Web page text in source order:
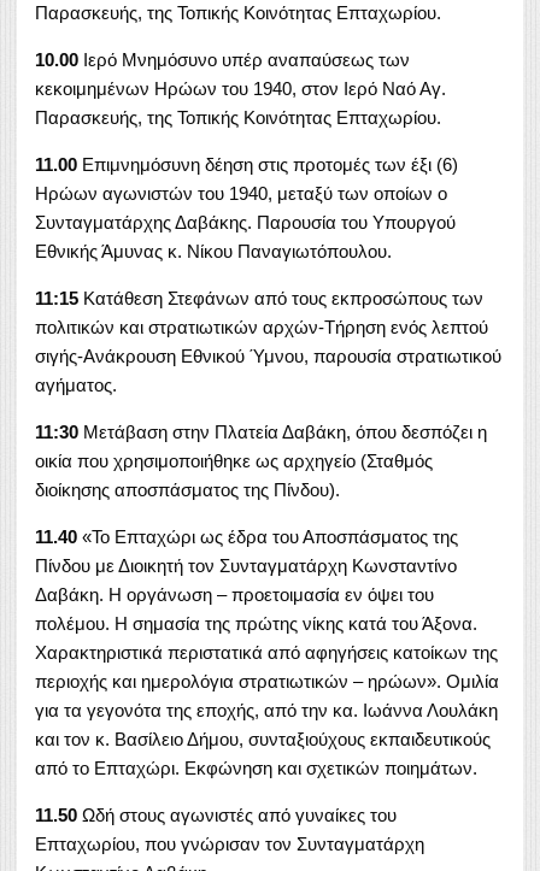
Παρασκευής, της Τοπικής Κοινότητας Επταχωρίου.
10.00 Ιερό Μνημόσυνο υπέρ αναπαύσεως των
κεκοιμημένων Ηρώων του 1940, στον Ιερό Ναό Αγ.
Παρασκευής, της Τοπικής Κοινότητας Επταχωρίου.
11.00 Επιμνημόσυνη δέηση στις προτομές των έξι (6)
Ηρώων αγωνιστών του 1940, μεταξύ των οποίων ο
Συνταγματάρχης Δαβάκης. Παρουσία του Υπουργού
Εθνικής Άμυνας κ. Νίκου Παναγιωτόπουλου.
11:15 Κατάθεση Στεφάνων από τους εκπροσώπους των
πολιτικών και στρατιωτικών αρχών-Τήρηση ενός λεπτού
σιγής-Ανάκρουση Εθνικού Ύμνου, παρουσία στρατιωτικού
αγήματος.
11:30 Μετάβαση στην Πλατεία Δαβάκη, όπου δεσπόζει η
οικία που χρησιμοποιήθηκε ως αρχηγείο (Σταθμός
διοίκησης αποσπάσματος της Πίνδου).
11.40 «Το Επταχώρι ως έδρα του Αποσπάσματος της
Πίνδου με Διοικητή τον Συνταγματάρχη Κωνσταντίνο
Δαβάκη. Η οργάνωση – προετοιμασία εν όψει του
πολέμου. Η σημασία της πρώτης νίκης κατά του Άξονα.
Χαρακτηριστικά περιστατικά από αφηγήσεις κατοίκων της
περιοχής και ημερολόγια στρατιωτικών – ηρώων». Ομιλία
για τα γεγονότα της εποχής, από την κα. Ιωάννα Λουλάκη
και τον κ. Βασίλειο Δήμου, συνταξιούχους εκπαιδευτικούς
από το Επταχώρι. Εκφώνηση και σχετικών ποιημάτων.
11.50 Ωδή στους αγωνιστές από γυναίκες του
Επταχωρίου, που γνώρισαν τον Συνταγματάρχη